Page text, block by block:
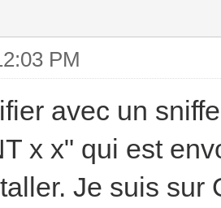
PM
avec un
x x" qui est
Je suis sur